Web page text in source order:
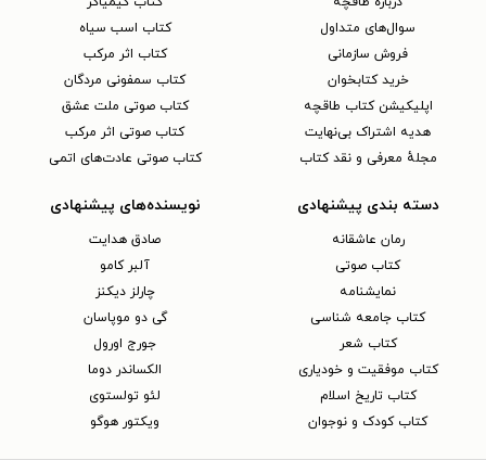
سوال‌های متداول
فروش سازمانی
خرید کتابخوان
اپلیکیشن کتاب طاقچه
هدیه اشتراک بی‌نهایت
مجلهٔ معرفی و نقد کتاب
کتاب اسب سیاه
کتاب اثر مرکب
کتاب سمفونی مردگان
کتاب صوتی ملت عشق
کتاب صوتی اثر مرکب
کتاب صوتی عادت‌های اتمی
دسته بندی پیشنهادی
رمان عاشقانه
کتاب‌ صوتی
نمایشنامه
کتاب جامعه شناسی
کتاب شعر
کتاب موفقیت و خودیاری
کتاب تاریخ اسلام
کتاب کودک و نوجوان
نویسنده‌های پیشنهادی
صادق هدایت
آلبر کامو
چارلز دیکنز
گی دو موپاسان
جورج اورول
الکساندر دوما
لئو تولستوی
ویکتور هوگو